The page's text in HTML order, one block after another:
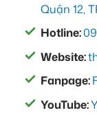
Quận 12,
Hotline:
Website:
Fanpage:
YouTube: